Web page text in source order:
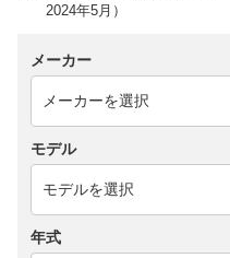
2024年5月）
メーカー
モデル
年式